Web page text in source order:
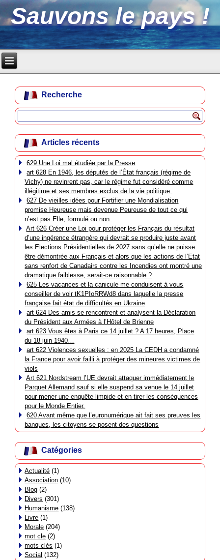
Sauvons le pays !
Recherche
Articles récents
629 Une Loi mal étudiée par la Presse
art 628 En 1946, les députés de l’État français (régime de
Vichy) ne revinrent pas, car le régime fut considéré comme
illégitime et ses membres exclus de la vie politique.
627 De vieilles idées pour Fortifier une Mondialisation
promise Heureuse mais devenue Peureuse de tout ce qui
n’est pas Elle, formulé ou non.
Art 626 Créer une Loi pour protéger les Français du résultat
d’une ingérence étrangère qui devrait se produire juste avant
les Elections Présidentielles de 2027 sans qu’elle ne puisse
être démontrée aux Français et alors que les actions de l’Etat
sans renfort de Canadairs contre les Incendies ont montré une
dramatique faiblesse, serait-ce raisonnable ?
625 Les vacances et la canicule me conduisent à vous
conseiller de voir tK1PIoRRWd8 dans laquelle la presse
française fait état de difficultés en Ukraine
art 624 Des amis se rencontrent et analysent la Déclaration
du Président aux Armées à l’Hôtel de Brienne
art 623 Vous êtes à Paris ce 14 juillet ? A 17 heures, Place
du 18 juin 1940…
art 622 Violences sexuelles : en 2025 La CEDH a condamné
la France pour avoir failli à protéger des mineures victimes de
viols
Art 621 Nordstream l’UE devrait attaquer immédiatement le
Parquet Allemand sauf si elle suspend sa venue le 14 juillet
pour mener une enquête limpide et en tirer les conséquences
pour le Monde Entier.
620 Avant même que l’euronumérique ait fait ses preuves les
banques, les citoyens se posent des questions
Catégories
Actualité (1)
Association (10)
Blog (2)
Divers (301)
Humanisme (138)
Livre (1)
Morale (204)
mot cle (2)
mots-clés (1)
Social (132)